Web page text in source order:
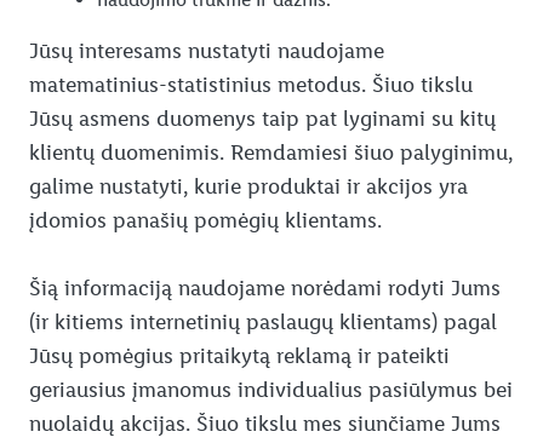
Jūsų interesams nustatyti naudojame
matematinius-statistinius metodus. Šiuo tikslu
Jūsų asmens duomenys taip pat lyginami su kitų
klientų duomenimis. Remdamiesi šiuo palyginimu,
galime nustatyti, kurie produktai ir akcijos yra
įdomios panašių pomėgių klientams.
Šią informaciją naudojame norėdami rodyti Jums
(ir kitiems internetinių paslaugų klientams) pagal
Jūsų pomėgius pritaikytą reklamą ir pateikti
geriausius įmanomus individualius pasiūlymus bei
nuolaidų akcijas. Šiuo tikslu mes siunčiame Jums